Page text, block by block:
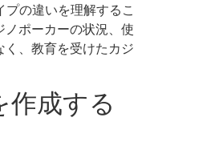
の違いを理解するこ
ポーカーの状況、使
、教育を受けたカジ
成する